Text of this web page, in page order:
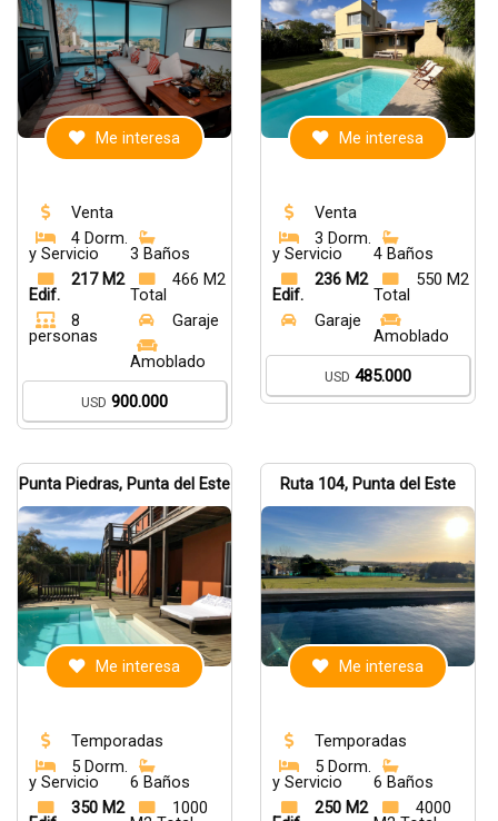
Me interesa
Venta
4 Dorm.
y Servicio
3 Baños
217 M2
Edif.
466 M2
Total
8
personas
Garaje
Amoblado
USD 900.000
Me interesa
Venta
3 Dorm.
y Servicio
4 Baños
236 M2
Edif.
550 M2
Total
Garaje
Amoblado
USD 485.000
Punta Piedras, Punta del Este
Me interesa
Temporadas
5 Dorm.
y Servicio
6 Baños
350 M2
1000
Ruta 104, Punta del Este
Me interesa
Temporadas
5 Dorm.
y Servicio
6 Baños
250 M2
4000